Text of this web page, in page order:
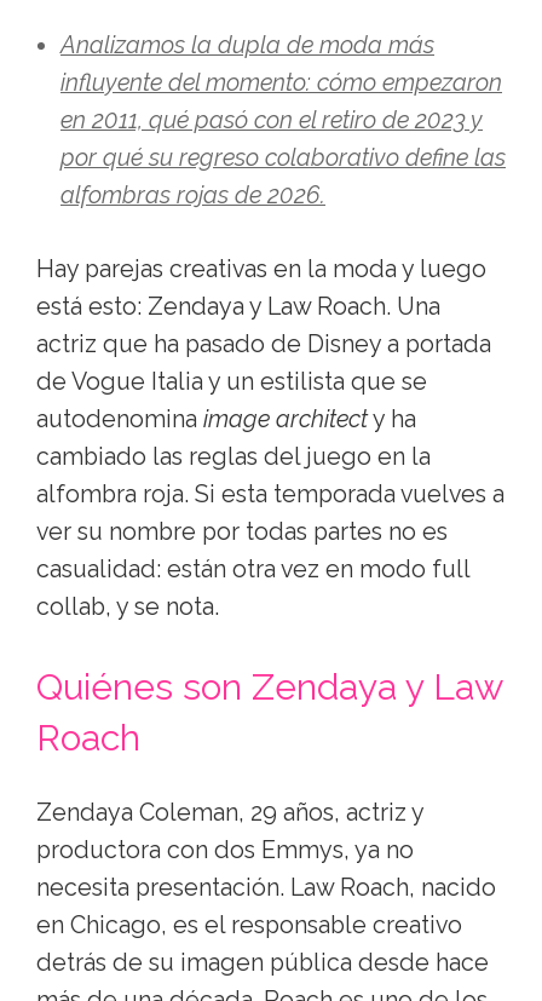
Analizamos la dupla de moda más
influyente del momento: cómo empezaron
en 2011, qué pasó con el retiro de 2023 y
por qué su regreso colaborativo define las
alfombras rojas de 2026.
Hay parejas creativas en la moda y luego
está esto: Zendaya y Law Roach. Una
actriz que ha pasado de Disney a portada
de Vogue Italia y un estilista que se
autodenomina image architecty ha
cambiado las reglas del juego en la
alfombra roja. Si esta temporada vuelves a
ver su nombre por todas partes no es
casualidad: están otra vez en modo full
collab, y se nota.
Quiénes son Zendaya y Law
Roach
Zendaya Coleman, 29 años, actriz y
productora con dos Emmys, ya no
necesita presentación. Law Roach, nacido
en Chicago, es el responsable creativo
detrás de su imagen pública desde hace